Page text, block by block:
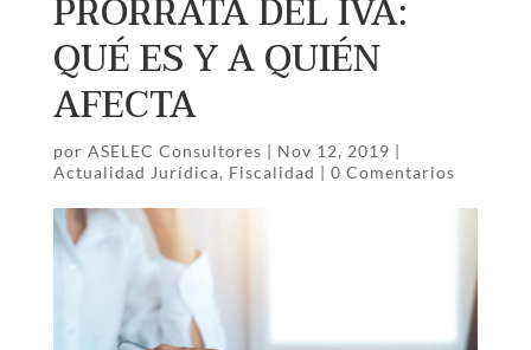
PRORRATA DEL IVA:
QUÉ ES Y A QUIÉN
AFECTA
por ASELEC Consultores | Nov 12, 2019 |
Actualidad Jurídica, Fiscalidad | 0 Comentarios